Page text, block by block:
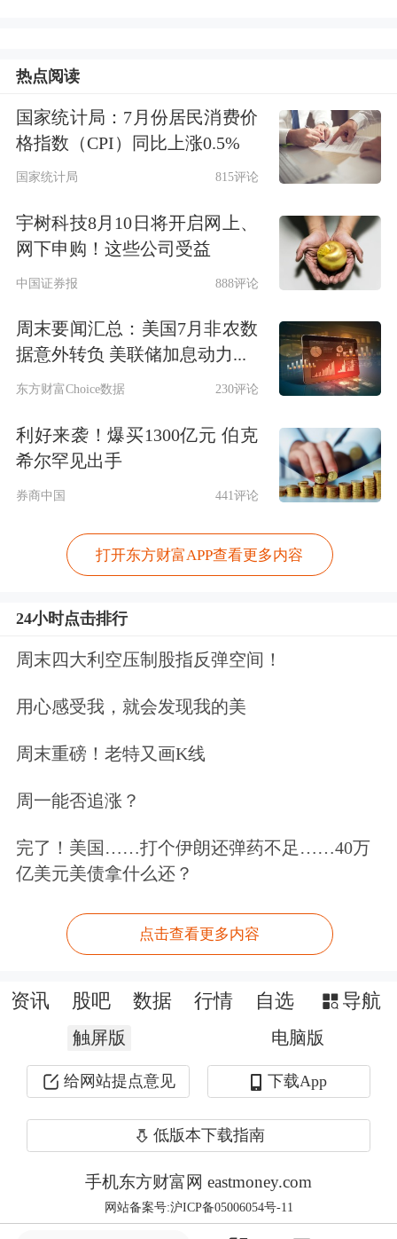
白宫经济顾问委员会指出，研究、理论
情况下执行货币政策的能力，是其控制
通胀能力的关键组成部分。
博客写道，央行的独立性增强了其政策
的可信度，这种可信度也是维持长期稳
定预期的关键。当可信度受到政治影响
时，个人、企业和其他定价者不太可能
相信央行降低通胀的承诺，而这反过来
克曾对此解释称，“受短期政治影响的
央行在承诺低通胀时很可能不可信，因
被迫推行与长期价格稳定不一致的短期
年之久。 美国通胀率(PCE物价指数)在
2022年年中曾达到约7%的峰值，此后
已下降至了2.7%。但美联储制定的通胀
示，在他们对通胀率向这一目标迈进有
据美国媒体上月爆料，共和党籍总统候
普的意见。他们制定的一些草案建议美
联储的规章制度应接受白宫的审查，并
该团队还认为，一旦特朗普重返白宫，
热点阅读
国家统计局：7月份居民消费价
格指数（CPI）同比上涨0.5%
国家统计局 815评论
宇树科技8月10日将开启网上、
网下申购！这些公司受益
中国证券报 888评论
周末要闻汇总：美国7月非农数
据意外转负 美联储加息动力...
东方财富Choice数据 230评论
利好来袭！爆买1300亿元 伯克
希尔罕见出手
券商中国 441评论
打开东方财富APP查看更多内容
24小时点击排行
周末四大利空压制股指反弹空间！
用心感受我，就会发现我的美
周末重磅！老特又画K线
周一能否追涨？
完了！美国……打个伊朗还弹药不足……40万
亿美元美债拿什么还？
点击查看更多内容
资讯 股吧 数据 行情 自选 导航
触屏版 电脑版
给网站提点意见 下载App
低版本下载指南
手机东方财富网 eastmoney.com
网站备案号:沪ICP备05006054号-11